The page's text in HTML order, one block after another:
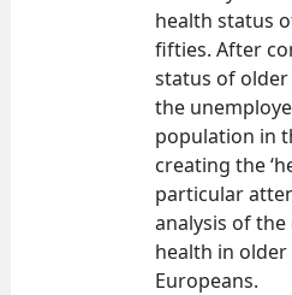
health status
fifties. After
status of
the
population in
creating the
particular
analysis of
health in
Europeans.